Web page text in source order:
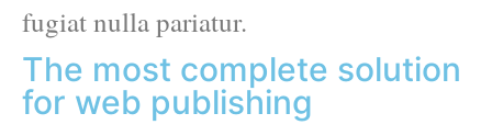
fugiat nulla pariatur.
The most complete solution
for web publishing